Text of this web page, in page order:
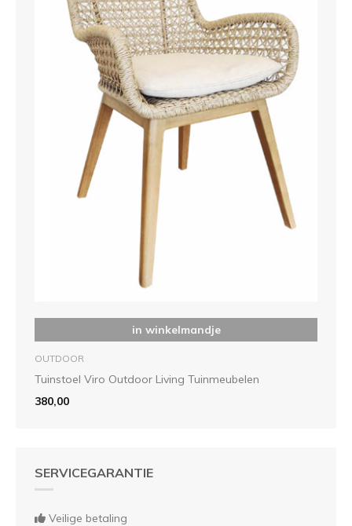
in winkelmandje
OUTDOOR
Tuinstoel Viro Outdoor Living Tuinmeubelen
380,00
SERVICEGARANTIE
Veilige betaling